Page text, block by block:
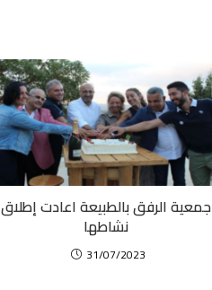
جمعية الرفق بالطبيعة اعادت إطلاق
نشاطها
31/07/2023